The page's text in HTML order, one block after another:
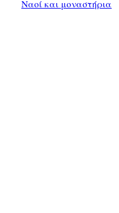
Ναοί και μοναστήρια